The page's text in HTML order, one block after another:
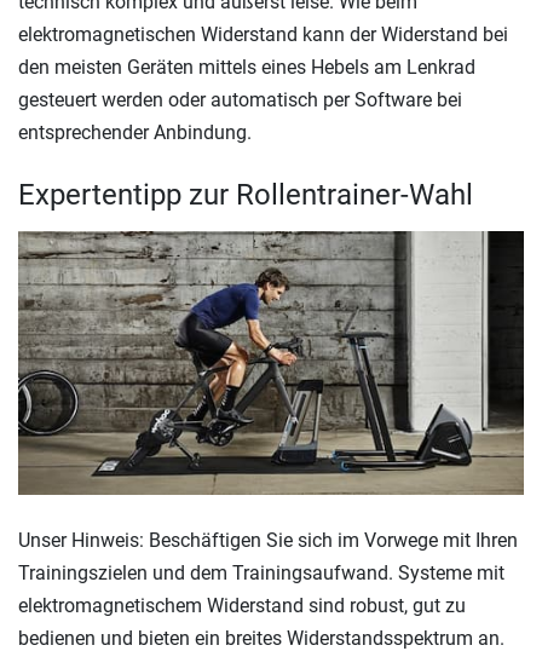
elektromagnetischen Widerstand kann der Widerstand bei
den meisten Geräten mittels eines Hebels am Lenkrad
gesteuert werden oder automatisch per Software bei
entsprechender Anbindung.
Expertentipp zur Rollentrainer-Wahl
Unser Hinweis: Beschäftigen Sie sich im Vorwege mit Ihren
Trainingszielen und dem Trainingsaufwand. Systeme mit
elektromagnetischem Widerstand sind robust, gut zu
bedienen und bieten ein breites Widerstandsspektrum an.